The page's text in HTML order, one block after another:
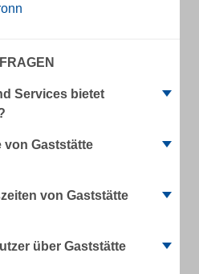
Services bietet
von Gaststätte
von Gaststätte
über Gaststätte